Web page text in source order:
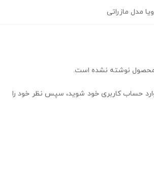
مدل مازراتی
محصول نوشته نشده است.
وارد حساب کاربری خود شوید، سپس نظر خود را